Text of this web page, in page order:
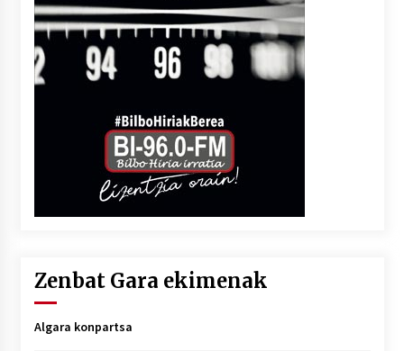
Zenbat Gara ekimenak
Algara konpartsa